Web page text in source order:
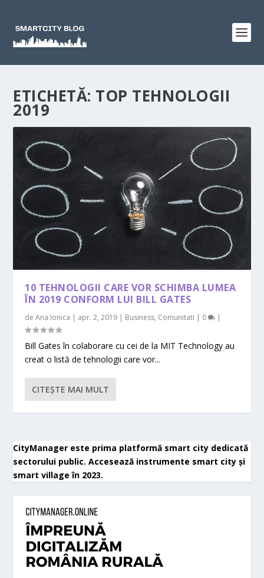
ETICHETĂ: TOP TEHNOLOGII
2019
10 TEHNOLOGII CARE VOR SCHIMBA LUMEA
ÎN 2019 CONFORM LUI BILL GATES
deAna Ionica | apr. 2, 2019 | Business, Comunitati | 0 |
Bill Gates în colaborare cu cei de la MIT Technology au
creat o listă de tehnologii care vor...
CITEŞTE MAI MULT
CityManager este prima platformă smart city dedicată
sectorului public. Accesează instrumente smart city și
smart village în 2023.